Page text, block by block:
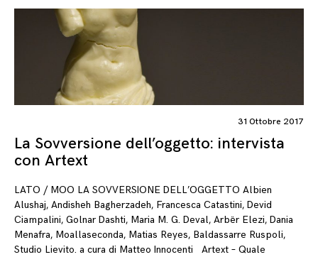
31 Ottobre 2017
La Sovversione dell’oggetto: intervista
con Artext
LATO / MOO LA SOVVERSIONE DELL’OGGETTO Albien
Alushaj, Andisheh Bagherzadeh, Francesca Catastini, Devid
Ciampalini, Golnar Dashti, Maria M. G. Deval, Arbër Elezi, Dania
Menafra, Moallaseconda, Matias Reyes, Baldassarre Ruspoli,
Studio Lievito. a cura di Matteo Innocenti Artext – Quale